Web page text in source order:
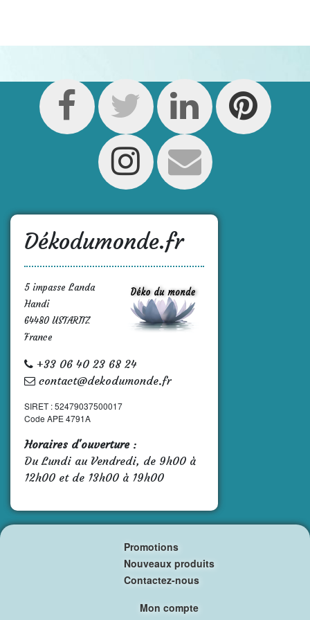
Dékodumonde.fr
5 impasse Landa
Handi
64480 USTARITZ
France
+33 06 40 23 68 24
contact@dekodumonde.fr
SIRET : 52479037500017
Code APE 4791A
Horaires d'ouverture:
Du Lundi au Vendredi, de 9h00 à
12h00 et de 13h00 à 19h00
Promotions
Nouveaux produits
Contactez-nous
Mon compte